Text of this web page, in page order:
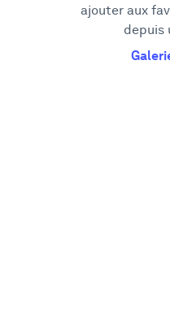
ajouter aux
depuis